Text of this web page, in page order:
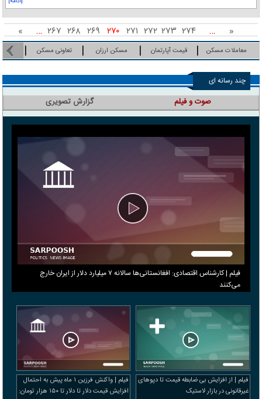
» … ۲۶۷ ۲۶۸ ۲۶۹ ۲۷۰ ۲۷۱ ۲۷۲ ۲۷۳ ۲۷۴ … «
معاملات مسکن قیمت آپارتمان مسکن ارزان تعاونی‌ مسکن
چند رسانه ای
صوت و فیلم
فیلم | کارشناس اقتصادی: افغانستانی‌ها سالانه ۷ میلیارد دلار از ایران خارج
می‌کنند
فیلم | از افزایش بی ضابطه قیمت تا دپوهای
غیرقانونی در بازار لاستیک
فیلم | واکنش فرزین ۱ ماه پیش به احتمال
افزایش قیمت دلار تا دلار تا ۱۵۰ هزار تومان:
گزارش تصویری